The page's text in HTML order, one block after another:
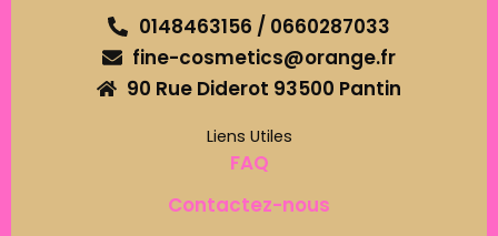
0148463156 / 0660287033
fine-cosmetics@orange.fr
90 Rue Diderot 93500 Pantin
Liens Utiles
FAQ
Contactez-nous